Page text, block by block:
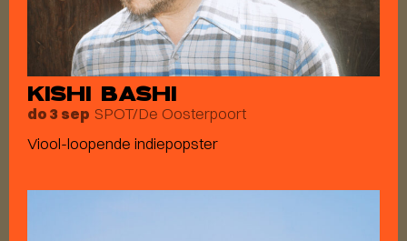
KISHI BASHI
do 3 sep SPOT/De Oosterpoort
Viool-loopende indiepopster